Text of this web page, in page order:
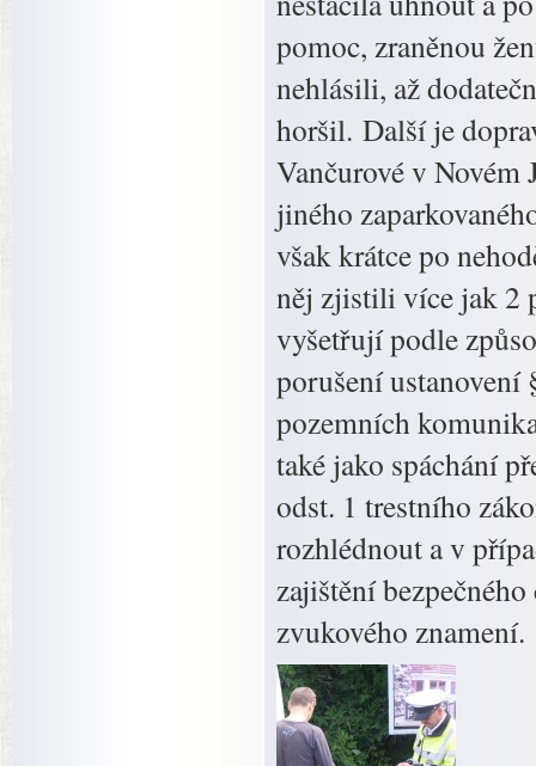
pomoc, zraněnou
nehlásili, až
horšil. Další je
Vančurové v
jiného
však krátce po
něj zjistili více jak 2
vyšetřují podle
porušení ustanovení
pozemních
také jako spáchání
odst. 1 trestního
rozhlédnout a v
zajištění
zvukového znamení.